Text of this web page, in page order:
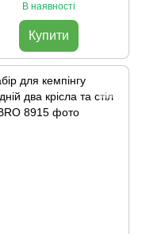
В наявності
Купити